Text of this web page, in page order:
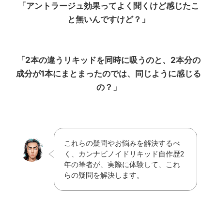
「アントラージュ効果ってよく聞くけど感じたこ
と無いんですけど？」
「2本の違うリキッドを同時に吸うのと、2本分の
成分が1本にまとまったのでは、同じように感じる
の？」
これらの疑問やお悩みを解決するべ
く、カンナビノイドリキッド自作歴2
年の筆者が、実際に体験して、これ
らの疑問を解決します。